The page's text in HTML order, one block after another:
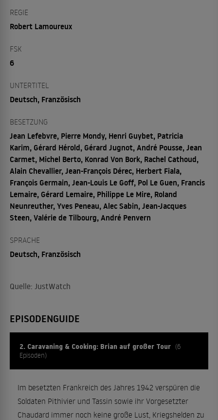
REGIE
Robert Lamoureux
FSK
6
UNTERTITEL
Deutsch, Französisch
BESETZUNG
Jean Lefebvre, Pierre Mondy, Henri Guybet, Patricia
Karim, Gérard Hérold, Gérard Jugnot, André Pousse, Jean
Carmet, Michel Berto, Konrad Von Bork, Rachel Cathoud,
Alain Chevallier, Jean-François Dérec, Herbert Fiala,
François Germain, Jean-Louis Le Goff, Pol Le Guen, Francis
Lemaire, Gérard Lemaire, Philippe Le Mire, Roland
Neunreuther, Yves Peneau, Alec Sabin, Jean-Jacques
Steen, Valérie de Tilbourg, André Penvern
SPRACHE
Deutsch, Französisch
Quelle: JustWatch
EPISODENGUIDE
2. Caravaning & Cooking: Brian auf großer Tour (6
Episoden)
Im besetzten Frankreich des Jahres 1942 verspüren die
Soldaten Pithivier und Tassin sowie ihr Vorgesetzter
Chaudard immer noch keine große Lust, Kriegshelden zu